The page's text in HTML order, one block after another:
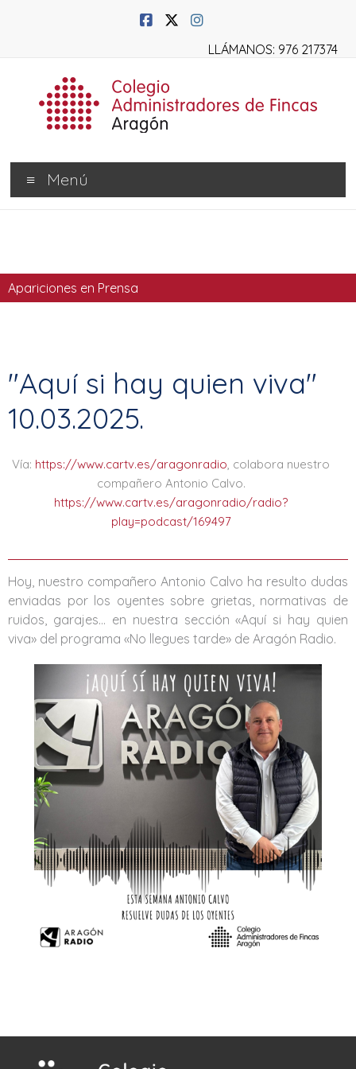
LLÁMANOS: 976 217374
Menú
Apariciones en Prensa
"Aquí si hay quien viva"
10.03.2025.
Vía: https://www.cartv.es/aragonradio, colabora nuestro
compañero Antonio Calvo.
https://www.cartv.es/aragonradio/radio?
play=podcast/169497
Hoy, nuestro compañero Antonio Calvo ha resulto dudas
enviadas por los oyentes sobre grietas, normativas de
ruidos, garajes… en nuestra sección «Aquí si hay quien
viva» del programa «No llegues tarde» de Aragón Radio.